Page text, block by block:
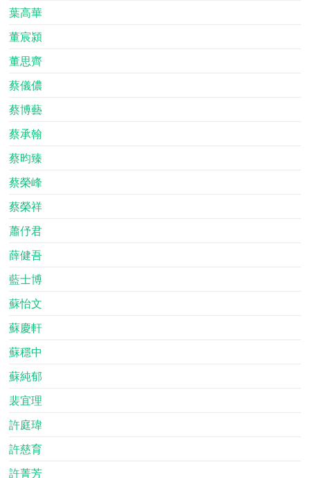
葉高華
董宸潁
董思齊
蔡儀儂
蔡博藝
蔡承翰
蔡昀臻
蔡榮峰
蔡榮祥
蕭伃君
薛健吾
藍士博
蘇怡文
蘇慶軒
蘇穩中
蘇純郁
裴宜理
許庭瑋
許慈育
許菁芳